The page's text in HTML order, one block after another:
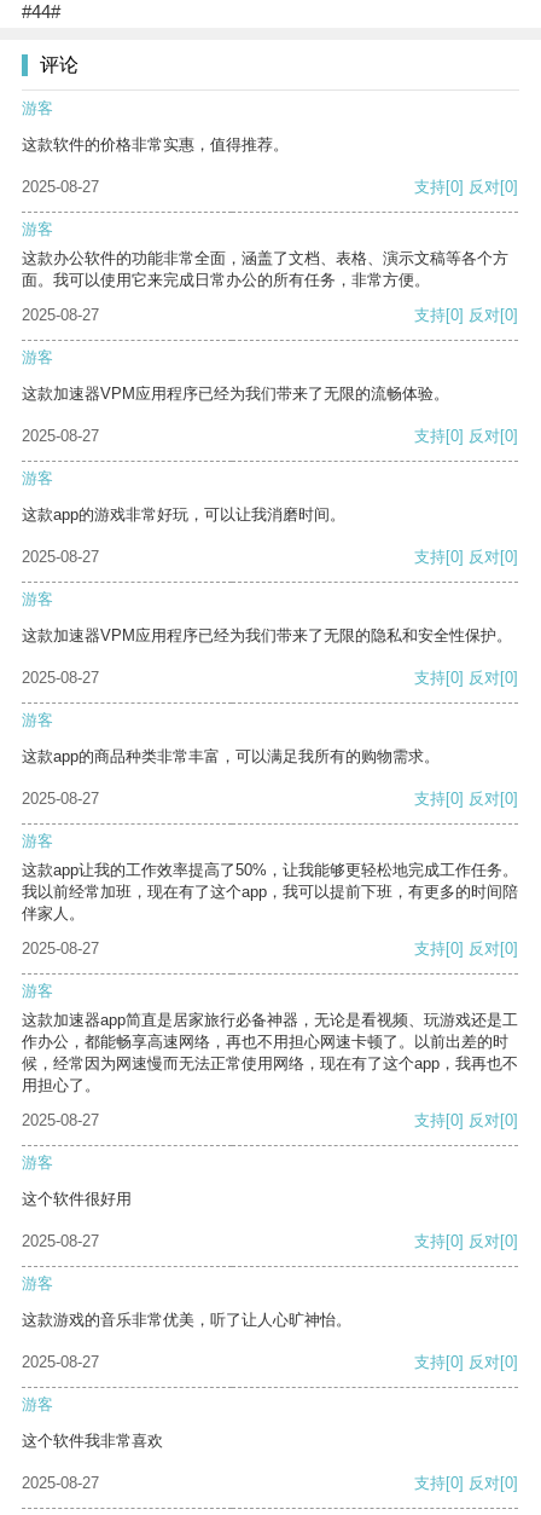
#44#
评论
游客
这款软件的价格非常实惠，值得推荐。
2025-08-27 支持[0] 反对[0]
游客
这款办公软件的功能非常全面，涵盖了文档、表格、演示文稿等各个方
面。我可以使用它来完成日常办公的所有任务，非常方便。
2025-08-27
支持[0] 反对[0]
游客
这款加速器VPM应用程序已经为我们带来了无限的流畅体验。
2025-08-27 支持[0] 反对[0]
游客
这款app的游戏非常好玩，可以让我消磨时间。
2025-08-27 支持[0] 反对[0]
游客
这款加速器VPM应用程序已经为我们带来了无限的隐私和安全性保护。
2025-08-27 支持[0] 反对[0]
游客
这款app的商品种类非常丰富，可以满足我所有的购物需求。
2025-08-27 支持[0] 反对[0]
游客
这款app让我的工作效率提高了50%，让我能够更轻松地完成工作任务。
我以前经常加班，现在有了这个app，我可以提前下班，有更多的时间陪
伴家人。
2025-08-27
支持[0] 反对[0]
游客
这款加速器app简直是居家旅行必备神器，无论是看视频、玩游戏还是工
作办公，都能畅享高速网络，再也不用担心网速卡顿了。以前出差的时
候，经常因为网速慢而无法正常使用网络，现在有了这个app，我再也不
用担心了。
2025-08-27
支持[0] 反对[0]
游客
这个软件很好用
2025-08-27 支持[0] 反对[0]
游客
这款游戏的音乐非常优美，听了让人心旷神怡。
2025-08-27 支持[0] 反对[0]
游客
这个软件我非常喜欢
2025-08-27 支持[0] 反对[0]